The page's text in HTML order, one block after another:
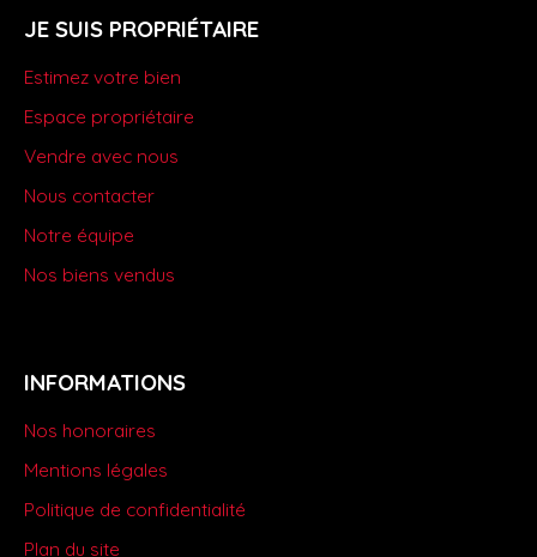
JE SUIS PROPRIÉTAIRE
Estimez votre bien
Espace propriétaire
Vendre avec nous
Nous contacter
Notre équipe
Nos biens vendus
INFORMATIONS
Nos honoraires
Mentions légales
Politique de confidentialité
Plan du site